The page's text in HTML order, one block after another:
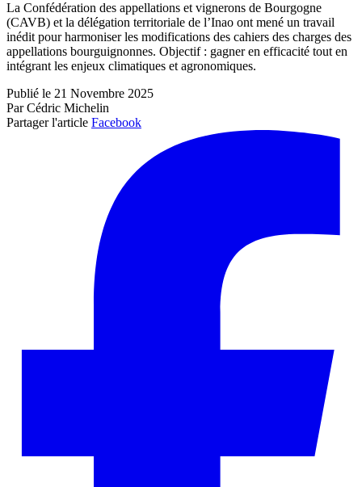
La Confédération des appellations et vignerons de Bourgogne
(CAVB) et la délégation territoriale de l’Inao ont mené un travail
inédit pour harmoniser les modifications des cahiers des charges des
appellations bourguignonnes. Objectif : gagner en efficacité tout en
intégrant les enjeux climatiques et agronomiques.
Publié le 21 Novembre 2025
Par Cédric Michelin
Partager l'article Facebook